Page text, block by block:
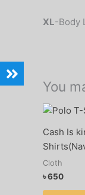
XL-Body
You
Cash Is
Cloth
৳650